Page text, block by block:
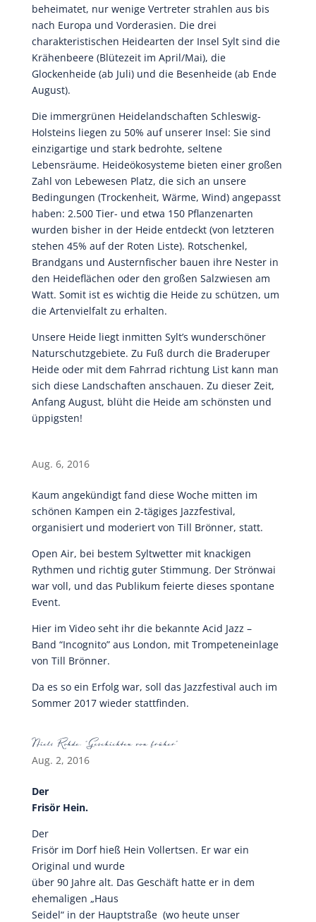
beheimatet, nur wenige Vertreter strahlen aus bis
nach Europa und Vorderasien. Die drei
charakteristischen Heidearten der Insel Sylt sind die
Krähenbeere (Blütezeit im April/Mai), die
Glockenheide (ab Juli) und die Besenheide (ab Ende
August).
Die immergrünen Heidelandschaften Schleswig-
Holsteins liegen zu 50% auf unserer Insel: Sie sind
einzigartige und stark bedrohte, seltene
Lebensräume. Heideökosysteme bieten einer großen
Zahl von Lebewesen Platz, die sich an unsere
Bedingungen (Trockenheit, Wärme, Wind) angepasst
haben: 2.500 Tier- und etwa 150 Pflanzenarten
wurden bisher in der Heide entdeckt (von letzteren
stehen 45% auf der Roten Liste). Rotschenkel,
Brandgans und Austernfischer bauen ihre Nester in
den Heideflächen oder den großen Salzwiesen am
Watt. Somit ist es wichtig die Heide zu schützen, um
die Artenvielfalt zu erhalten.
Unsere Heide liegt inmitten Sylt’s wunderschöner
Naturschutzgebiete. Zu Fuß durch die Braderuper
Heide oder mit dem Fahrrad richtung List kann man
sich diese Landschaften anschauen. Zu dieser Zeit,
Anfang August, blüht die Heide am schönsten und
üppigsten!
Aug. 6, 2016
Kaum angekündigt fand diese Woche mitten im
schönen Kampen ein 2-tägiges Jazzfestival,
organisiert und moderiert von Till Brönner, statt.
Open Air, bei bestem Syltwetter mit knackigen
Rythmen und richtig guter Stimmung. Der Strönwai
war voll, und das Publikum feierte dieses spontane
Event.
Hier im Video seht ihr die bekannte Acid Jazz –
Band “Incognito” aus London, mit Trompeteneinlage
von Till Brönner.
Da es so ein Erfolg war, soll das Jazzfestival auch im
Sommer 2017 wieder stattfinden.
Niels Rohde: “Geschichten von früher”
Aug. 2, 2016
Der
Frisör Hein.
Der
Frisör im Dorf hieß Hein Vollertsen. Er war ein
Original und wurde
über 90 Jahre alt. Das Geschäft hatte er in dem
ehemaligen „Haus
Seidel“ in der Hauptstraße (wo heute unser